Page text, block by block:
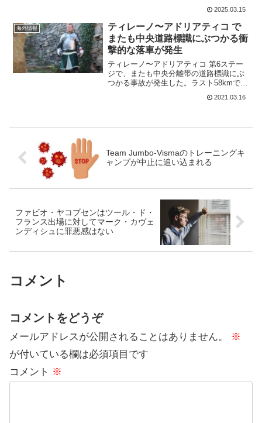
声をあげていたし、めまいもあったとい
うことは脳震盪の疑いもある。やはり、
チームは大事をとって...
2025.03.15
海外情報
ティレーノ〜アドリアティコ で
またも中央道路標識にぶつかる衝
撃的な落車が発生
ティレーノ〜アドリアティコ 第6ステー
ジで、またも中央分離帯の道路標識にぶ
つかる事故が発生した。ラスト58kmで発
生した事故では、シモン・カー(EF
Education – Nippo)がボールにぶつかって
2021.03.16
Team Jumbo-Vismaのトレーニングキ
ャンプが中止に追い込まれる
ファビオ・ヤコブセンはツール・ド・
フランス出場に対してマーク・カヴェ
ンディシュに罪悪感はない
コメント
コメントをどうぞ
メールアドレスが公開されることはありません。
※
が付いている欄は必須項目です
コメント ※